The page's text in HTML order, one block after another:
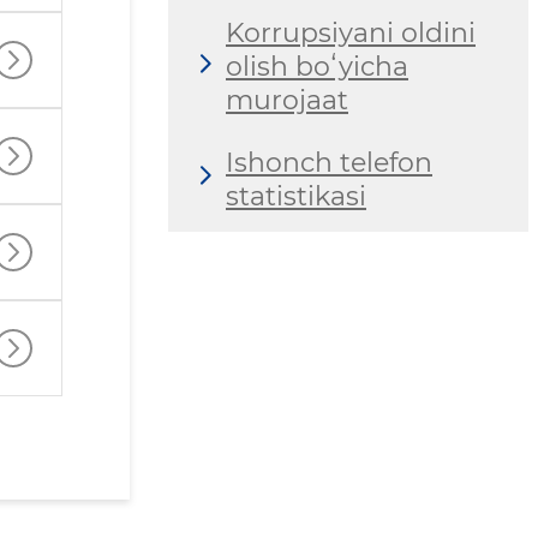
Korrupsiyani oldini
olish boʻyicha
murojaat
Ishonch telefon
statistikasi